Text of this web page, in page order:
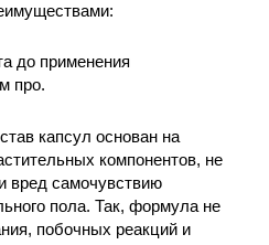
капсул основан на
компонентов, не
вред самочувствию
пола. Так, формула не
побочных реакций и